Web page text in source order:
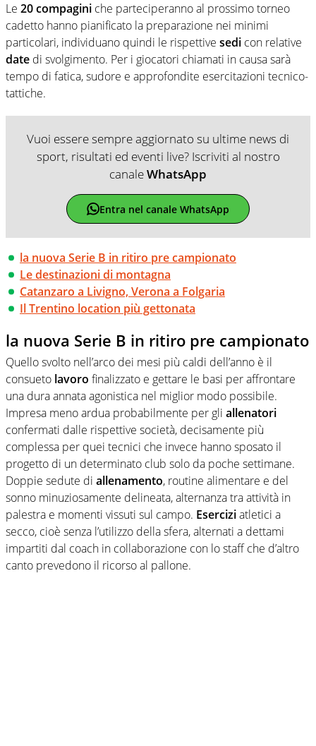
Le 20 compagini che parteciperanno al prossimo torneo
cadetto hanno pianificato la preparazione nei minimi
particolari, individuano quindi le rispettive sedi con relative
date di svolgimento. Per i giocatori chiamati in causa sarà
tempo di fatica, sudore e approfondite esercitazioni tecnico-
tattiche.
Vuoi essere sempre aggiornato su ultime news di
sport, risultati ed eventi live? Iscriviti al nostro
canaleWhatsApp
Entra nel canale WhatsApp
la nuova Serie B in ritiro pre campionato
Le destinazioni di montagna
Catanzaro a Livigno, Verona a Folgaria
Il Trentino location più gettonata
la nuova Serie B in ritiro pre campionato
Quello svolto nell’arco dei mesi più caldi dell’anno è il
consueto lavoro finalizzato e gettare le basi per affrontare
una dura annata agonistica nel miglior modo possibile.
Impresa meno ardua probabilmente per gli allenatori
confermati dalle rispettive società, decisamente più
complessa per quei tecnici che invece hanno sposato il
progetto di un determinato club solo da poche settimane.
Doppie sedute di allenamento, routine alimentare e del
sonno minuziosamente delineata, alternanza tra attività in
palestra e momenti vissuti sul campo. Eserciziatletici a
secco, cioè senza l’utilizzo della sfera, alternati a dettami
impartiti dal coach in collaborazione con lo staff che d’altro
canto prevedono il ricorso al pallone.